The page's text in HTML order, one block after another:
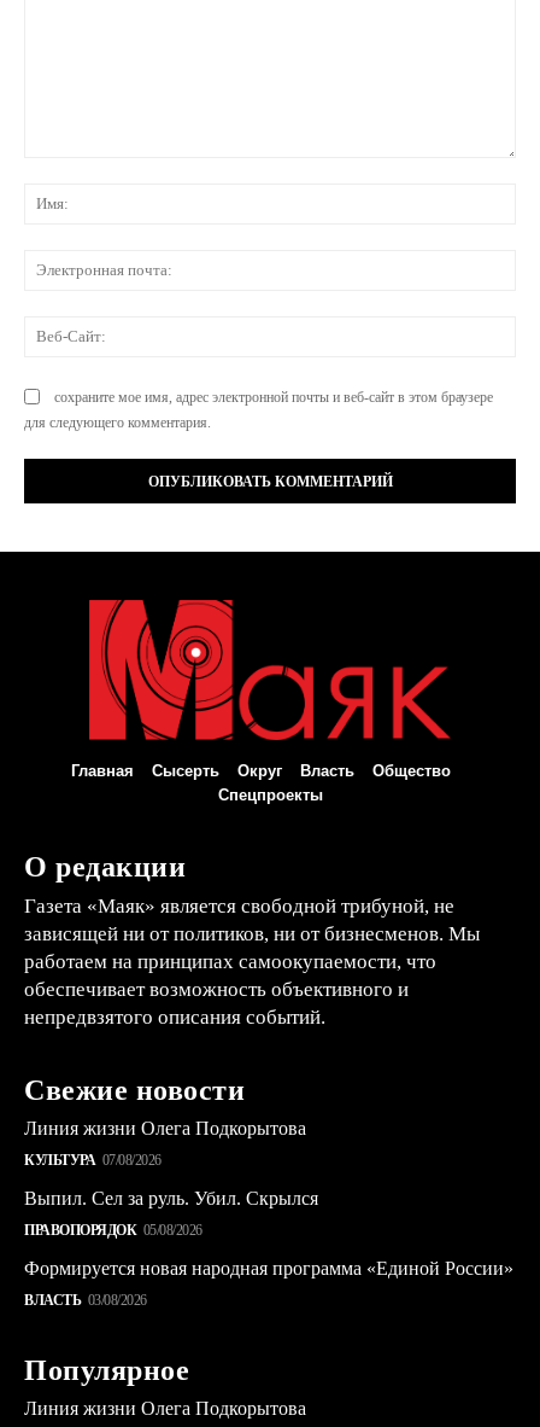
сохраните мое имя, адрес электронной почты и веб-сайт в этом браузере
для следующего комментария.
Главная Сысерть Округ Власть
Общество
Спецпроекты
О редакции
Газета «Маяк» является свободной трибуной, не
зависящей ни от политиков, ни от бизнесменов. Мы
работаем на принципах самоокупаемости, что
обеспечивает возможность объективного и
непредвзятого описания событий.
Свежие новости
Линия жизни Олега Подкорытова
КУЛЬТУРА 07/08/2026
Выпил. Сел за руль. Убил. Скрылся
ПРАВОПОРЯДОК 05/08/2026
Формируется новая народная программа «Единой России»
ВЛАСТЬ 03/08/2026
Популярное
Линия жизни Олега Подкорытова